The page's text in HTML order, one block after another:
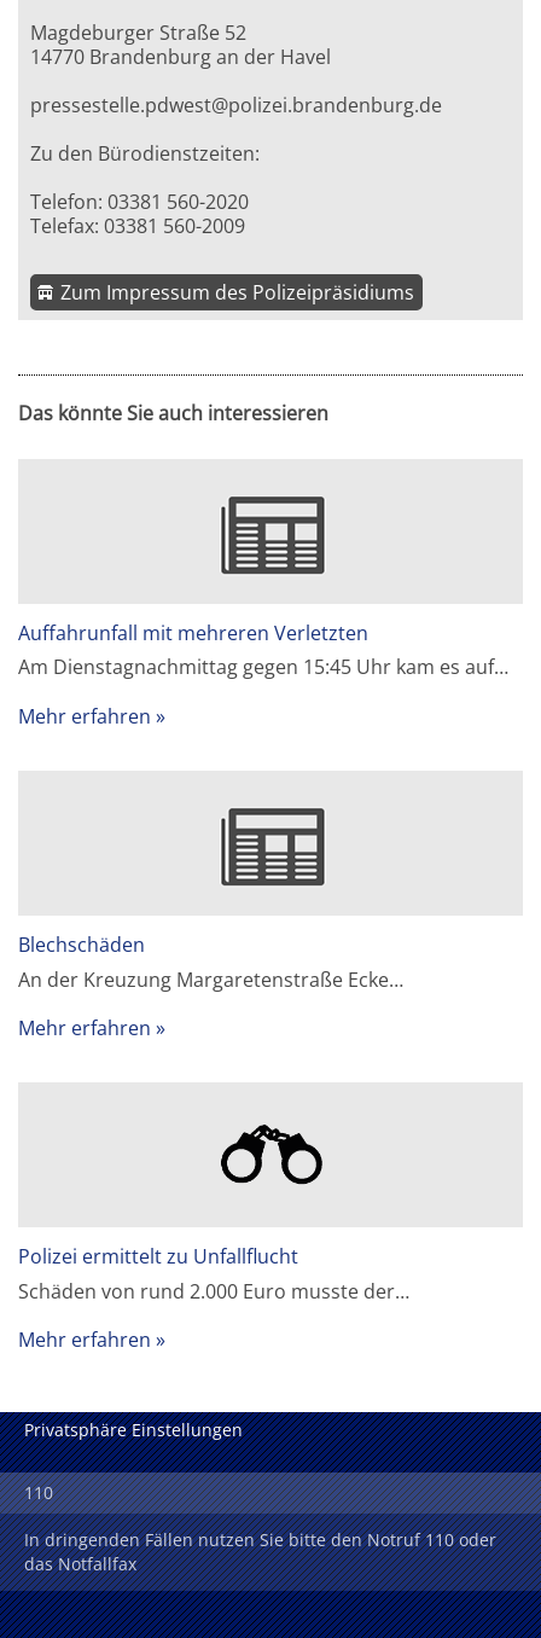
Magdeburger Straße 52
14770 Brandenburg an der Havel
pressestelle.pdwest@polizei.brandenburg.de
Zu den Bürodienstzeiten:
Telefon: 03381 560-2020
Telefax: 03381 560-2009
Zum Impressum des Polizeipräsidiums
Das könnte Sie auch interessieren
Auffahrunfall mit mehreren Verletzten
Am Dienstagnachmittag gegen 15:45 Uhr kam es auf…
Mehr erfahren
Blechschäden
An der Kreuzung Margaretenstraße Ecke…
Mehr erfahren
Polizei ermittelt zu Unfallflucht
Schäden von rund 2.000 Euro musste der…
Mehr erfahren
Privatsphäre Einstellungen
110
In dringenden Fällen nutzen Sie bitte den Notruf 110 oder
das Notfallfax